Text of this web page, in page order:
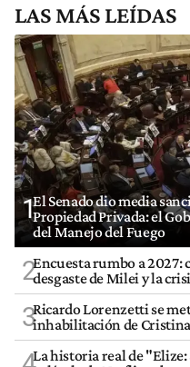
LAS MÁS LEÍDAS
1El Senado dio media
Propiedad Privada: el
del Manejo del Fuego
2Encuesta rumbo a
desgaste de Milei y la
3Ricardo Lorenzetti se
inhabilitación de
La historia real de